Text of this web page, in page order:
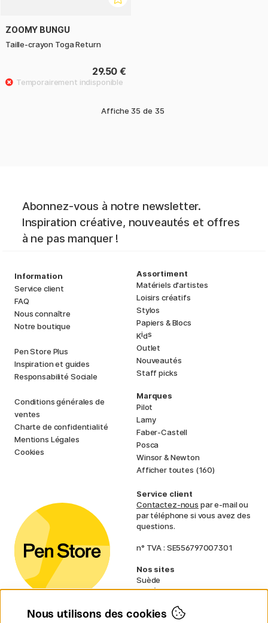
ZOOMY BUNGU
Taille-crayon Toga Return
29.50 €
Affiche 35 de 35
Abonnez-vous à notre newsletter.
Inspiration créative, nouveautés et offres
à ne pas manquer !
Information
Service client
FAQ
Nous connaître
Notre boutique
Pen Store Plus
Inspiration et guides
Responsabilité Sociale
Conditions générales de
ventes
Charte de confidentialité
Mentions Légales
Cookies
Assortiment
Matériels d'artistes
Loisirs créatifs
Stylos
Papiers & Blocs
Kids
Outlet
Nouveautés
Staff picks
Marques
Pilot
Lamy
Faber-Castell
Posca
Winsor & Newton
Afficher toutes (160)
Service client
Contactez-nous par e-mail ou
par téléphone si vous avez des
questions.
n° TVA : SE556797007301
Nos sites
Suède
Norvège
Finlande
Nous utilisons des cookies